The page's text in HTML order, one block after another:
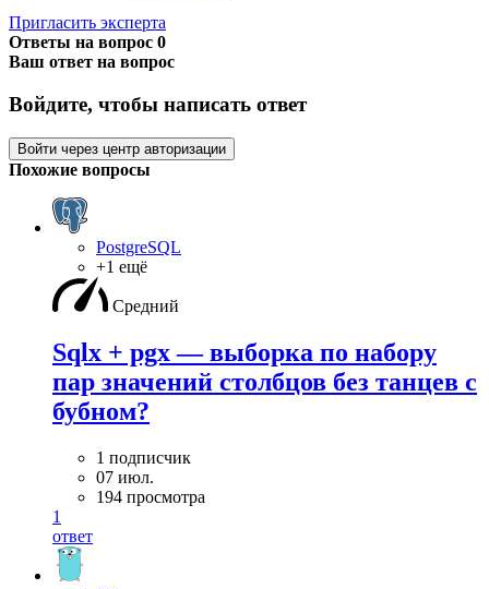
Пригласить эксперта
Ответы на вопрос 0
Ваш ответ на вопрос
Войдите, чтобы написать ответ
Войти через центр авторизации
Похожие вопросы
PostgreSQL
+1 ещё
Средний
Sqlx + pgx — выборка по набору
пар значений столбцов без танцев с
бубном?
1 подписчик
07 июл.
194 просмотра
1
ответ